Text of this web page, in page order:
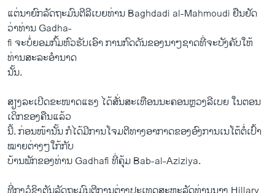
ແຕ່ນາຍົກລັດຖະມົນຕີລີເບຍທ່ານ Baghdadi al-Mahmoudi ຢືນຢັດ
ວ່າທ່ານ Gadha-
fi ຈະບໍ່ຍອມກົ້ມຫົວຮັບເອົາ ການກົດດັນຂອງນາໆຊາດທີ່ຈະບັງຄັບໃຫ້
ທ່ານສະລະອຳນາດ
ນັ້ນ.
ສຽງລະເບີດຂະໜາດແຮງ ໄດ້ສັ່ນສະເທືອນນະຄອນຫຼວງລີເບຍ ໃນຕອນ
ເດິກຂອງຄືນແລ້ວ
ນີ້. ກ່ອນໜ້ານັ້ນ ກໍໄດ້ມີການໂຈມຕີທາງອາກາດຂອງອົງການເນໂຕ້ຕໍ່ເປົ້າ
ໝາຍຕ່າງໆໃກ້ກັບ
ບ້ານພັກຂອງທ່ານ Gadhafi ທີ່ຄຸ້ມ Bab-al-Aziziya.